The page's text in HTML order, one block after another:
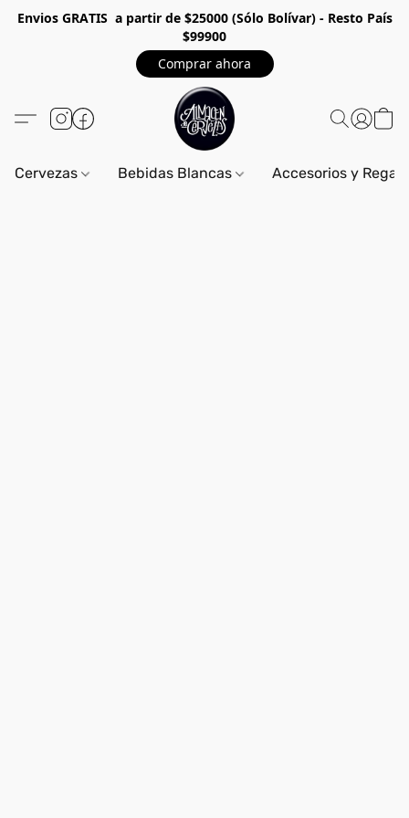
Envios GRATIS a partir de $25000 (Sólo Bolívar) - Resto País
$99900
Comprar ahora
Cervezas Bebidas Blancas Accesorios y